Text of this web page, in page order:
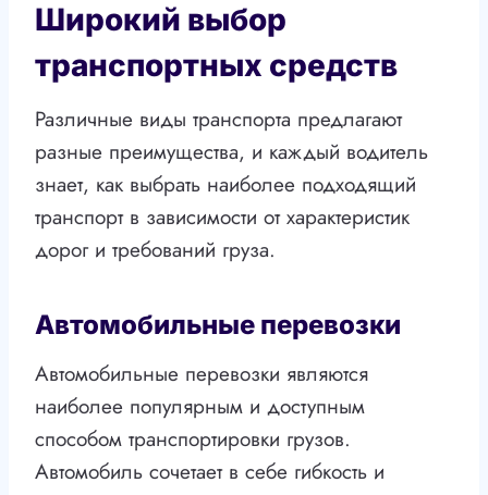
Широкий выбор
транспортных средств
Различные виды транспорта предлагают
разные преимущества, и каждый водитель
знает, как выбрать наиболее подходящий
транспорт в зависимости от характеристик
дорог и требований груза.
Автомобильные перевозки
Автомобильные перевозки являются
наиболее популярным и доступным
способом транспортировки грузов.
Автомобиль сочетает в себе гибкость и